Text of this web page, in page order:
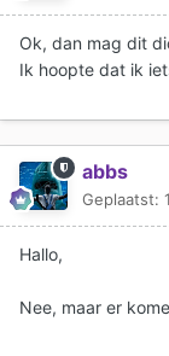
Ok, dan mag dit
Ik hoopte dat ik
abbs
Geplaatst:
Hallo,
Nee, maar er